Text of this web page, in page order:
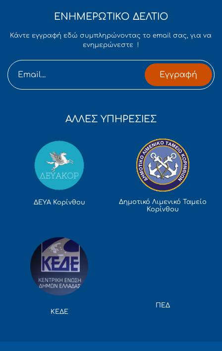
ΕΝΗΜΕΡΩΤΙΚΟ ΔΕΛΤΙΟ
Κάντε εγγραφή εδώ συμπληρώνοντας το email σας, για να
ενημερώνεστε !
Εγγραφή
ΑΛΛΕΣ ΥΠΗΡΕΣΙΕΣ
ΔΕΥΑ Κορίνθου
Δημοτικό Λιμενικό Ταμείο
Κορίνθου
ΚΕΔΕ
ΠΕΔ